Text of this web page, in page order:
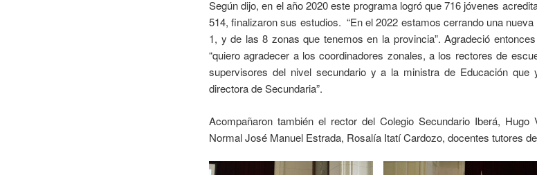
Según dijo, en el año 2020 este programa logró que 716 jóvenes
514, finalizaron sus estudios. “En el 2022 estamos cerrando una
1, y de las 8 zonas que tenemos en la provincia”. Agradeció
“quiero agradecer a los coordinadores zonales, a los rectores de
supervisores del nivel secundario y a la ministra de Educación
directora de Secundaria”.
Acompañaron también el rector del Colegio Secundario Iberá,
Normal José Manuel Estrada, Rosalía Itatí Cardozo, docentes tutores